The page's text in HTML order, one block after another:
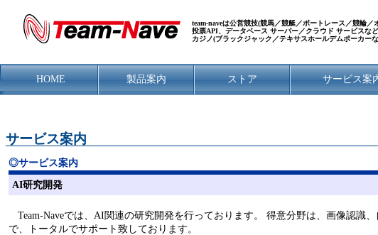
team-naveは公営競技(競馬／競艇／ボートレース／競輪／
投票API、データベース サーバー／クラウド サービスな
カジノ(ブラックジャック／テキサスホールデムポーカー
HOME 製品案内 ストア サービス案
サービス案内
◎サービス案内
AI研究開発
Team-Naveでは、AI関連の研究開発を行っております。 得意分野は、画像認識
で、トータルでサポート致しております。